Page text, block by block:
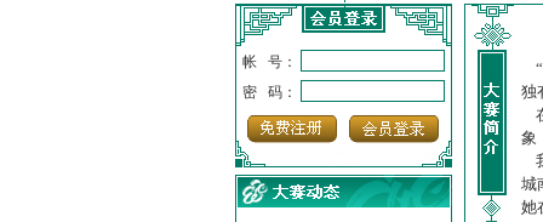
帐 号：
密 码：
“
独
象
城
她